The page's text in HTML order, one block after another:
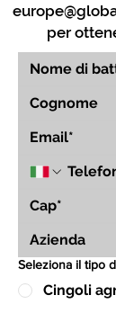
per
Seleziona il tipo
Cingoli